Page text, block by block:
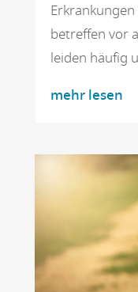
Erkrankungen
betreffen vor
leiden häufig
mehr lesen